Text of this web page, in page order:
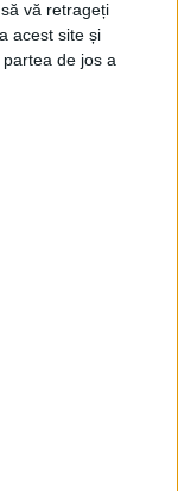
vă retrageți
acest site și
de jos a
destinat